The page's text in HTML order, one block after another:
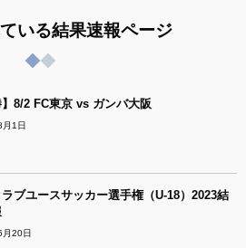
いる結果速報ページ
】8/2 FC東京 vs ガンバ大阪
1日
ラブユースサッカー選手権（U-18）2023結
20日